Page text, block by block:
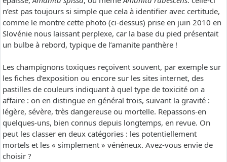
n’est pas toujours si simple que cela à identifier avec certitude,
comme le montre cette photo (ci-dessus) prise en juin 2010 en
Slovénie nous laissant perplexe, car la base du pied présentait
un bulbe à rebord, typique de l’amanite panthère !
Les champignons toxiques reçoivent souvent, par exemple sur
les fiches d’exposition ou encore sur les sites internet, des
pastilles de couleurs indiquant à quel type de toxicité on a
affaire : on en distingue en général trois, suivant la gravité :
légère, sévère, très dangereuse ou mortelle. Repassons-en
quelques-uns, bien connus depuis longtemps, en revue. On
peut les classer en deux catégories : les potentiellement
mortels et les « simplement » vénéneux. Avez-vous envie de
choisir ?